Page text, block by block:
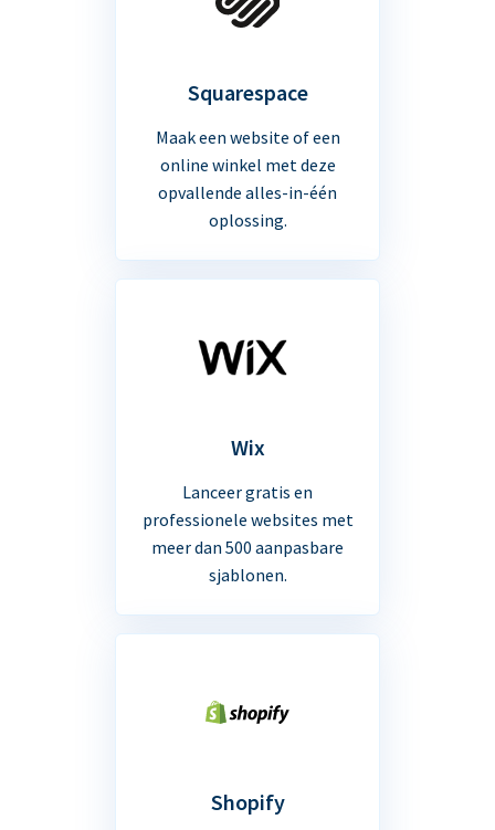
Squarespace
Maak een website of een
online winkel met deze
opvallende alles-in-één
oplossing.
Wix
Lanceer gratis en
professionele websites met
meer dan 500 aanpasbare
sjablonen.
Shopify